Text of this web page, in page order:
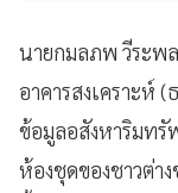
นายกมลภพ วีระพ
อาคารสงเคราะห์
ข้อมูลอสังหาริมทรั
ห้องชุดของชาวต่า